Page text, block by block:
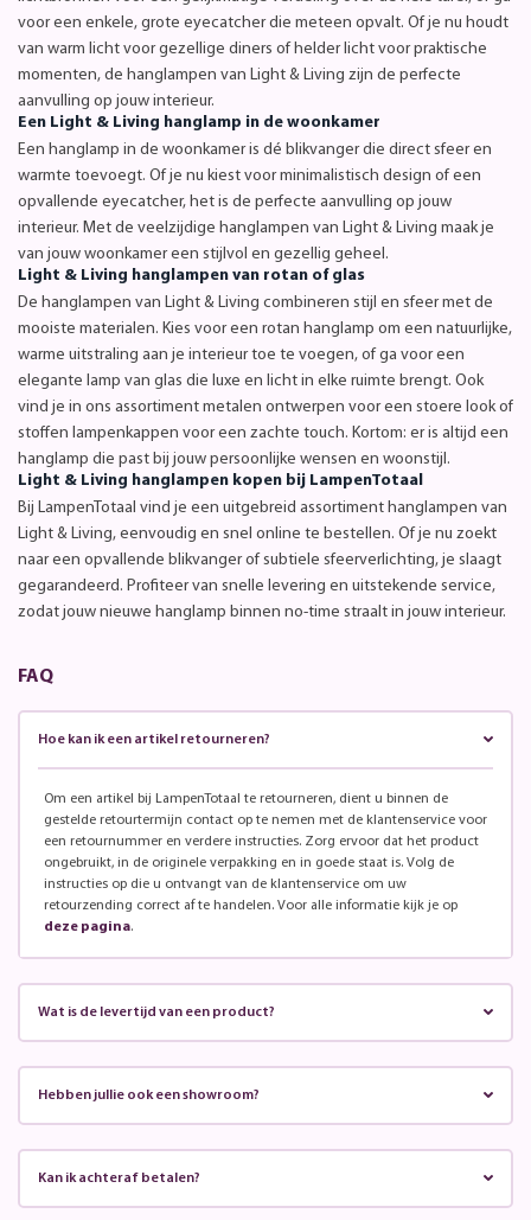
voor een enkele, grote eyecatcher die meteen opvalt. Of je nu houdt
van warm licht voor gezellige diners of helder licht voor praktische
momenten, de hanglampen van Light & Living zijn de perfecte
aanvulling op jouw interieur.
Een Light & Living hanglamp in de woonkamer
Een hanglamp in de woonkamer is dé blikvanger die direct sfeer en
warmte toevoegt. Of je nu kiest voor minimalistisch design of een
opvallende eyecatcher, het is de perfecte aanvulling op jouw
interieur. Met de veelzijdige hanglampen van Light & Living maak je
van jouw woonkamer een stijlvol en gezellig geheel.
Light & Living hanglampen van rotan of glas
De hanglampen van Light & Living combineren stijl en sfeer met de
mooiste materialen. Kies voor een rotan hanglamp om een natuurlijke,
warme uitstraling aan je interieur toe te voegen, of ga voor een
elegante lamp van glas die luxe en licht in elke ruimte brengt. Ook
vind je in ons assortiment metalen ontwerpen voor een stoere look of
stoffen lampenkappen voor een zachte touch. Kortom: er is altijd een
hanglamp die past bij jouw persoonlijke wensen en woonstijl.
Light & Living hanglampen kopen bij LampenTotaal
Bij LampenTotaal vind je een uitgebreid assortiment hanglampen van
Light & Living, eenvoudig en snel online te bestellen. Of je nu zoekt
naar een opvallende blikvanger of subtiele sfeerverlichting, je slaagt
gegarandeerd. Profiteer van snelle levering en uitstekende service,
zodat jouw nieuwe hanglamp binnen no-time straalt in jouw interieur.
FAQ
Hoe kan ik een artikel retourneren?
Om een artikel bij LampenTotaal te retourneren, dient u binnen de
gestelde retourtermijn contact op te nemen met de klantenservice voor
een retournummer en verdere instructies. Zorg ervoor dat het product
ongebruikt, in de originele verpakking en in goede staat is. Volg de
instructies op die u ontvangt van de klantenservice om uw
retourzending correct af te handelen. Voor alle informatie kijk je op
deze pagina.
Wat is de levertijd van een product?
Hebben jullie ook een showroom?
Kan ik achteraf betalen?